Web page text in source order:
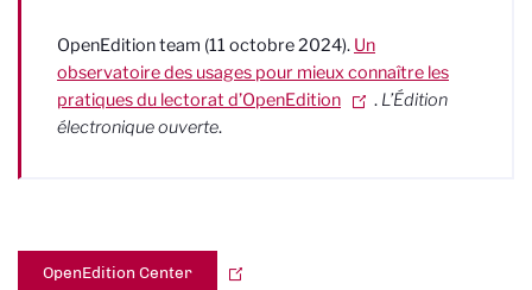
OpenEdition team (11 octobre 2024). Un
observatoire des usages pour mieux connaître les
pratiques du lectorat d’OpenEdition
. L’Édition
électronique ouverte.
OpenEdition Center